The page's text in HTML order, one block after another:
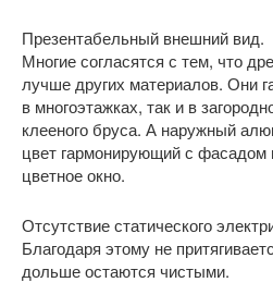
Презентабельный внешний вид.
Многие согласятся с тем, что
лучше других материалов. Они
в многоэтажках, так и в
клееного бруса. А наружный
цвет гармонирующий с фасадом
цветное окно.
Отсутствие статического
Благодаря этому не
дольше остаются чистыми.